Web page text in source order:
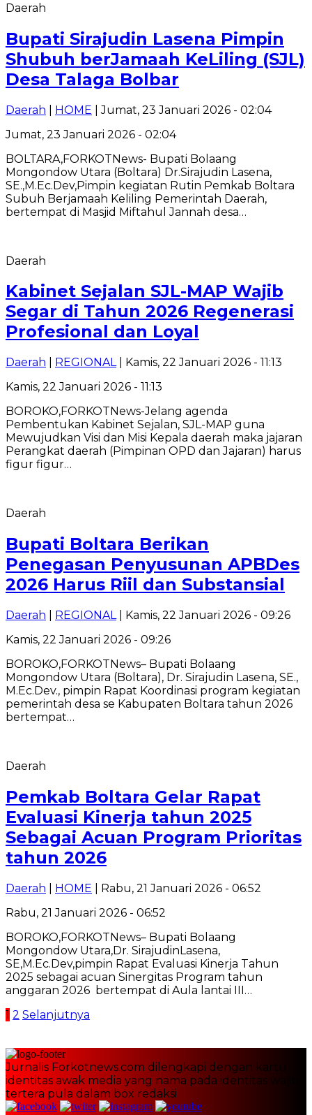
Daerah
Bupati Sirajudin Lasena Pimpin
Shubuh berJamaah KeLiling (SJL)
Desa Talaga Bolbar
Daerah HOME | Jumat, 23 Januari 2026 - 02:04
Jumat, 23 Januari 2026 - 02:04
BOLTARA,FORKOTNews- Bupati Bolaang
Mongondow Utara (Boltara) Dr.Sirajudin Lasena,
SE.,M.Ec.Dev,Pimpin kegiatan Rutin Pemkab Boltara
Subuh Berjamaah Keliling Pemerintah Daerah,
bertempat di Masjid Miftahul Jannah desa…
Daerah
Kabinet Sejalan SJL-MAP Wajib
Segar di Tahun 2026 Regenerasi
Profesional dan Loyal
Daerah REGIONAL| Kamis, 22 Januari 2026 - 11:13
Kamis, 22 Januari 2026 - 11:13
BOROKO,FORKOTNews-Jelang agenda
Pembentukan Kabinet Sejalan, SJL-MAP guna
Mewujudkan Visi dan Misi Kepala daerah maka jajaran
Perangkat daerah (Pimpinan OPD dan Jajaran) harus
figur figur…
Daerah
Bupati Boltara Berikan
Penegasan Penyusunan APBDes
2026 Harus Riil dan Substansial
Daerah REGIONAL| Kamis, 22 Januari 2026 - 09:26
Kamis, 22 Januari 2026 - 09:26
BOROKO,FORKOTNews– Bupati Bolaang
Mongondow Utara (Boltara), Dr. Sirajudin Lasena, SE.,
M.Ec.Dev., pimpin Rapat Koordinasi program kegiatan
pemerintah desa se Kabupaten Boltara tahun 2026
bertempat…
Daerah
Pemkab Boltara Gelar Rapat
Evaluasi Kinerja tahun 2025
Sebagai Acuan Program Prioritas
tahun 2026
Daerah HOME | Rabu, 21 Januari 2026 - 06:52
Rabu, 21 Januari 2026 - 06:52
BOROKO,FORKOTNews– Bupati Bolaang
Mongondow Utara,Dr. SirajudinLasena,
SE,M.Ec.Dev,pimpin Rapat Evaluasi Kinerja Tahun
2025 sebagai acuan Sinergitas Program tahun
anggaran 2026 bertempat di Aula lantai III…
Paginasi
1 2 Selanjutnya
Jurnalis Forkotnews.com dilengkapi dengan kartu
identitas awak media yang nama pada identitas wajib
tertera pula dalam box redaksi